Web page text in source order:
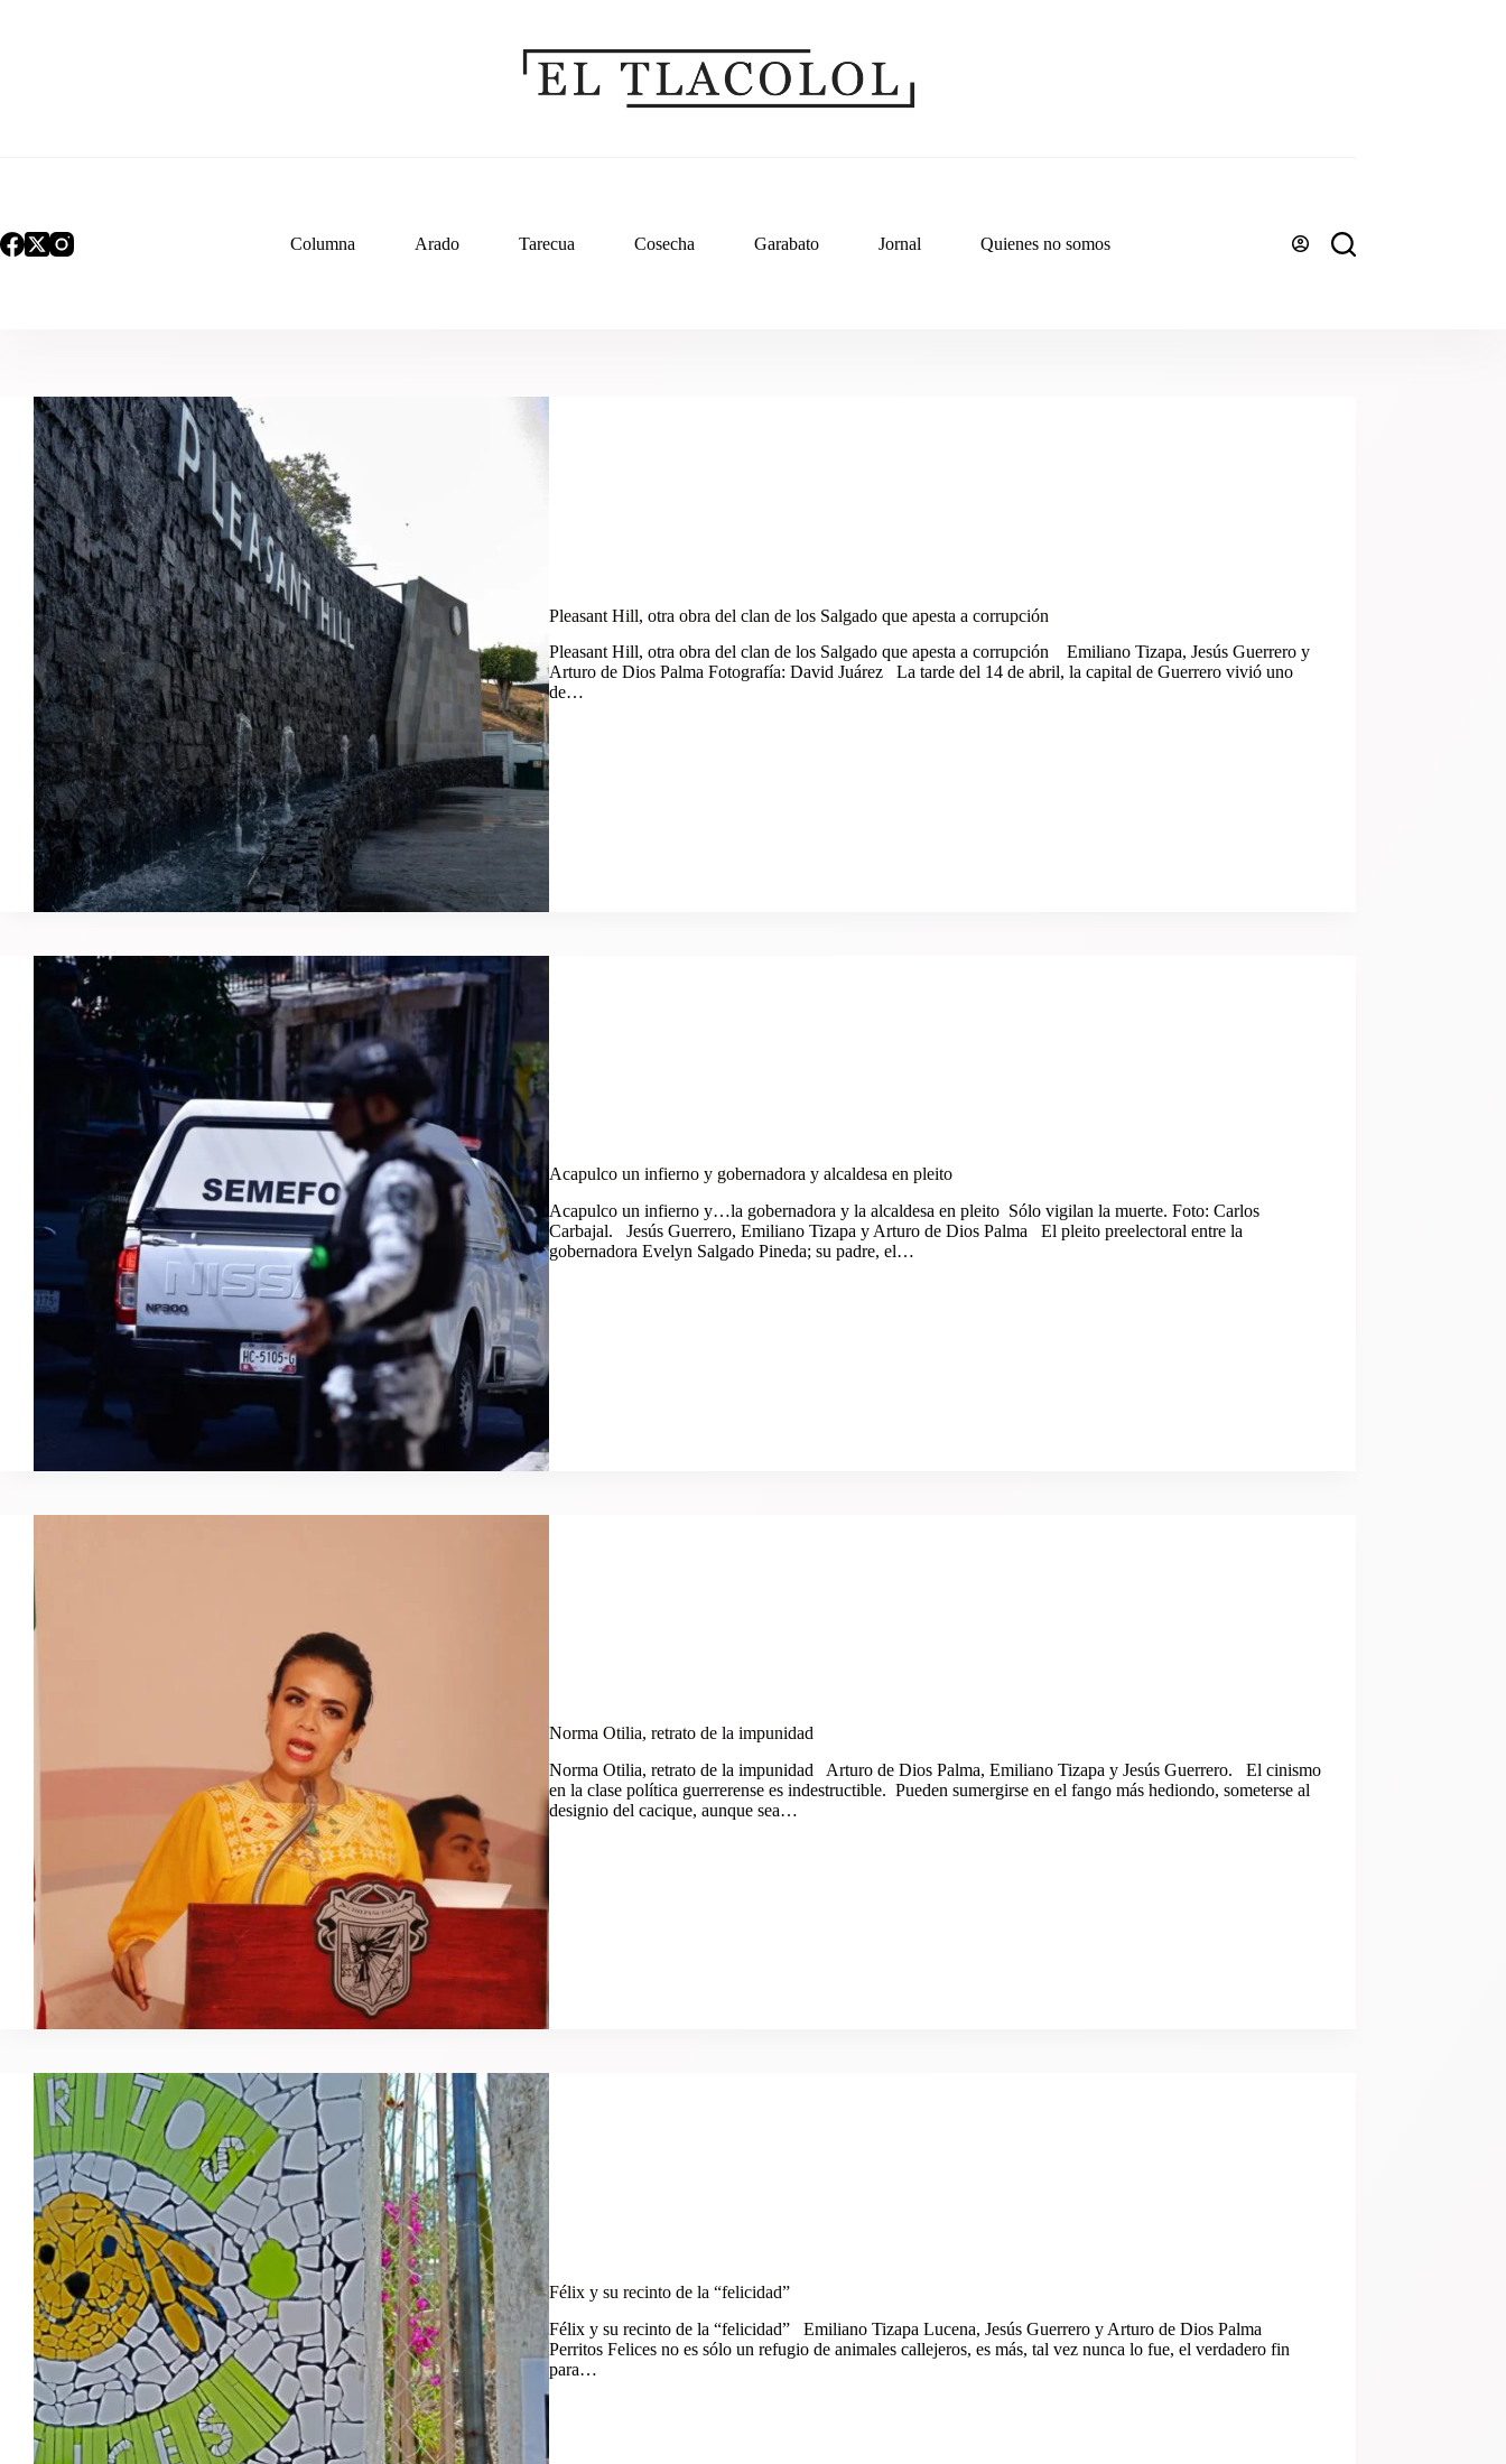
Columna Arado Tarecua Cosecha Garabato Jornal Quienes no somos
Pleasant Hill, otra obra del clan de los Salgado que apesta a corrupción
Pleasant Hill, otra obra del clan de los Salgado que apesta a corrupción Emiliano Tizapa, Jesús Guerrero y
Arturo de Dios Palma Fotografía: David Juárez La tarde del 14 de abril, la capital de Guerrero vivió uno
de…
Acapulco un infierno y gobernadora y alcaldesa en pleito
Acapulco un infierno y…la gobernadora y la alcaldesa en pleito Sólo vigilan la muerte. Foto: Carlos
Carbajal. Jesús Guerrero, Emiliano Tizapa y Arturo de Dios Palma El pleito preelectoral entre la
gobernadora Evelyn Salgado Pineda; su padre, el…
Norma Otilia, retrato de la impunidad
Norma Otilia, retrato de la impunidad Arturo de Dios Palma, Emiliano Tizapa y Jesús Guerrero. El cinismo
en la clase política guerrerense es indestructible. Pueden sumergirse en el fango más hediondo, someterse al
designio del cacique, aunque sea…
Félix y su recinto de la “felicidad”
Félix y su recinto de la “felicidad” Emiliano Tizapa Lucena, Jesús Guerrero y Arturo de Dios Palma
Perritos Felices no es sólo un refugio de animales callejeros, es más, tal vez nunca lo fue, el verdadero fin
para…